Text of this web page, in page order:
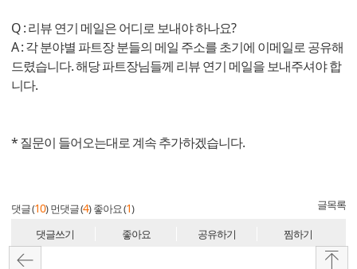
Q : 리뷰 연기 메일은 어디로 보내야 하나요?
A : 각 분야별 파트장 분들의 메일 주소를 초기에 이메일로 공유해
드렸습니다. 해당 파트장님들께 리뷰 연기 메일을 보내주셔야 합
니다.
* 질문이 들어오는대로 계속 추가하겠습니다.
댓글 (10) 먼댓글 (4) 좋아요 (1) 글목록
댓글쓰기 좋아요 공유하기 찜하기